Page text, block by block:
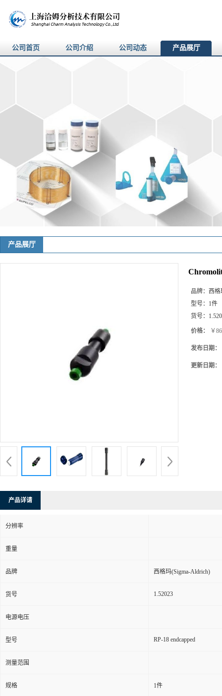
公司首页 公司介绍 公司动态 产品展厅
产品展厅
品牌： 西格
型号： 1件
货号：
价格： ￥
发布日期：
更新日期：
产品详请
分辨率
重量
品牌 西格玛(Sigma-Aldrich)
货号 1.52023
电源电压
型号 RP-18 endcapped
测量范围
规格 1件